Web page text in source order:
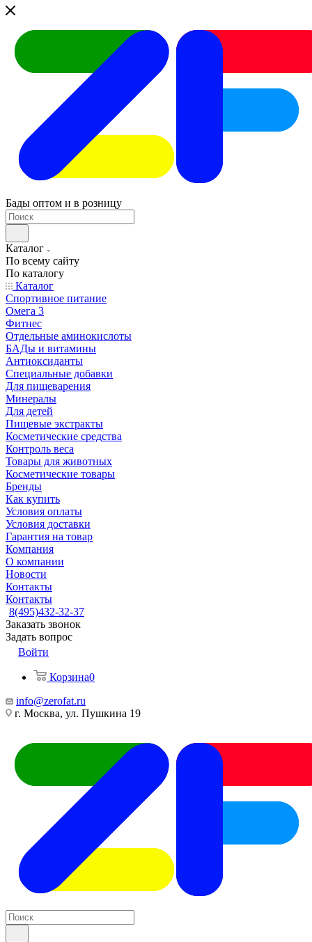
Бады оптом и в розницу
Каталог
По всему сайту
По каталогу
Каталог
Спортивное питание
Омега 3
Фитнес
Отдельные аминокислоты
БАДы и витамины
Антиоксиданты
Специальные добавки
Для пищеварения
Минералы
Для детей
Пищевые экстракты
Косметические средства
Контроль веса
Товары для животных
Косметические товары
Бренды
Как купить
Условия оплаты
Условия доставки
Гарантия на товар
Компания
О компании
Новости
Контакты
Контакты
8(495)432-32-37
Заказать звонок
Задать вопрос
Войти
Корзина0
info@zerofat.ru
г. Москва, ул. Пушкина 19